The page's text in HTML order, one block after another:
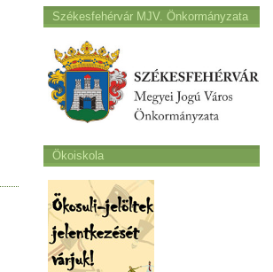
Székesfehérvár MJV. Önkormányzata
Ökoiskola